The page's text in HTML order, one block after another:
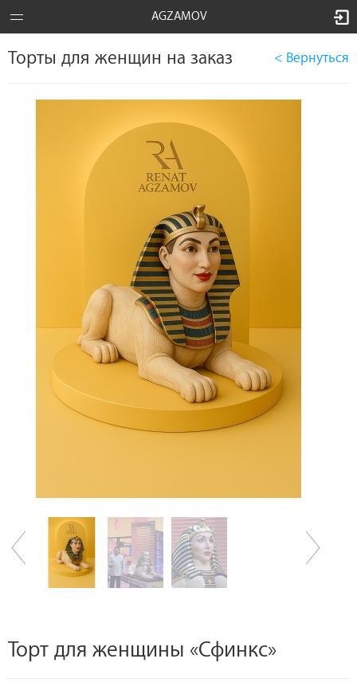
AGZAMOV
Торты для женщин на заказ < Вернуться
Торт для женщины «Сфинкс»